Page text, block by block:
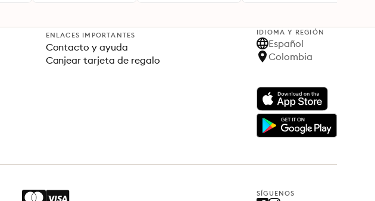
ENLACES IMPORTANTES
Contacto y ayuda
Canjear tarjeta de regalo
IDIOMA Y REGIÓN
Español
Colombia
SÍGUENOS